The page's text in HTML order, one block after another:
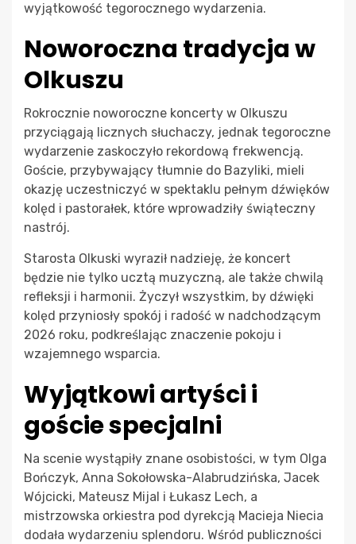
wyjątkowość tegorocznego wydarzenia.
Noworoczna tradycja w
Olkuszu
Rokrocznie noworoczne koncerty w Olkuszu
przyciągają licznych słuchaczy, jednak tegoroczne
wydarzenie zaskoczyło rekordową frekwencją.
Goście, przybywający tłumnie do Bazyliki, mieli
okazję uczestniczyć w spektaklu pełnym dźwięków
kolęd i pastorałek, które wprowadziły świąteczny
nastrój.
Starosta Olkuski wyraził nadzieję, że koncert
będzie nie tylko ucztą muzyczną, ale także chwilą
refleksji i harmonii. Życzył wszystkim, by dźwięki
kolęd przyniosły spokój i radość w nadchodzącym
2026 roku, podkreślając znaczenie pokoju i
wzajemnego wsparcia.
Wyjątkowi artyści i
goście specjalni
Na scenie wystąpiły znane osobistości, w tym Olga
Bończyk, Anna Sokołowska-Alabrudzińska, Jacek
Wójcicki, Mateusz Mijal i Łukasz Lech, a
mistrzowska orkiestra pod dyrekcją Macieja Niecia
dodała wydarzeniu splendoru. Wśród publiczności